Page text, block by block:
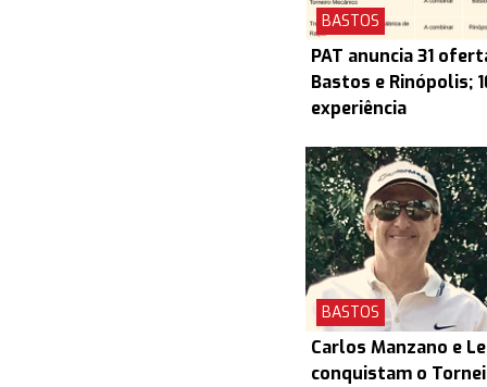
BASTOS
PAT anuncia 31
Bastos e Rinópolis;
experiência
BASTOS
Carlos Manzano e
conquistam o